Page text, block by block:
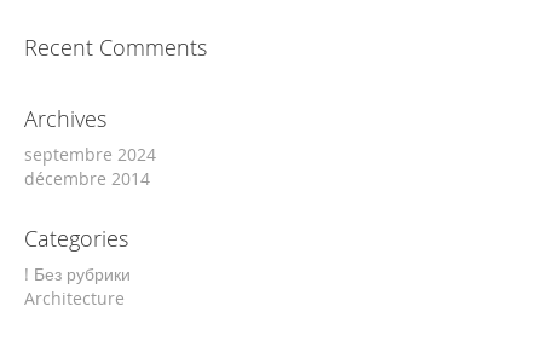
Recent Comments
Archives
septembre 2024
décembre 2014
Categories
! Без рубрики
Architecture